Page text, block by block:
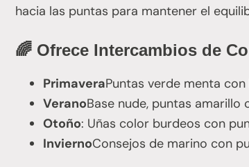
hacia las puntas para mantener el
🌈 Ofrece Intercambios de
PrimaveraPuntas verde menta
VeranoBase nude, puntas
Otoño: Uñas color burdeos con
InviernoConsejos de marino con